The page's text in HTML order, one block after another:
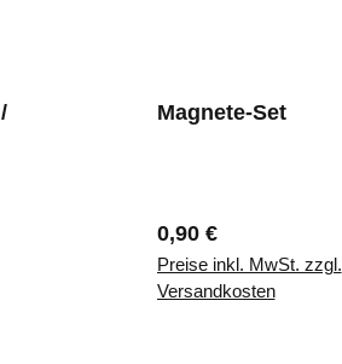
Magnete-Set
Regulärer Preis:
0,90 €
Preise inkl. MwSt. zzgl.
Versandkosten